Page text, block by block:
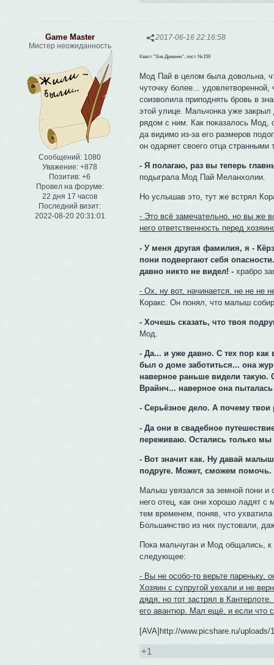
2017-06-16 22:16:58
Game Master
Мистер неожиданность
Сообщений: 1080
Уважение: +878
Позитив: +6
Провел на форуме:
22 дня 17 часов
Последний визит:
2022-08-20 20:31:01
Квест "Зов Древних", пост №159
Мод Пай в целом была довольна,
чуточку более...
соизволила приподнять бровь в
этой улице. Мальчонка уже
рядом с ним. Как показалось Мод,
да видимо из-за его размеров
он одаряет своего отца странными
- Я полагаю, раз вы теперь
подыграла Мод Пай Меланхолии.
Но услышав это, тут же встрял
- Это всё замечательно, но вы же
него ответственность перед
- У меня другая фамилия, я -
пони подвергают себя
давно никто не видел! - храбро
- Ох, ну вот, начинается, не не не
Коракс. Он понял, что малыш
- Хочешь сказать, что твоя
Мод.
- Да... и уже давно. С тех пор
был о доме заботиться... она
наверное раньше видели такую.
Врайнч... наверное она
- Серьёзное дело. А почему твои
- Да они в свадебное
переживаю. Остались только
- Вот значит как. Ну давай
подруге. Может, сможем помочь.
Малыш увязался за земной пони и
него отец, как они хорошо ладят
тем временем, поняв, что
Большинство из них пустовали,
Пока мальчуган и Мод общались,
следующее:
- Вы не особо-то верьте пареньку,
Хозяин с супругой уехали и не
дядя, но тот застрял в
его авантюр. Мал ещё, и если что
[AVA]http://www.picshare.ru/
+1